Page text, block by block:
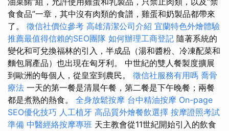
食食品”一章，其中沒有肉類的食譜，雞蛋和奶製品都帶來
了。 徵信社價位參考 高雄清潔公司介紹 宜蘭特色外燴體驗
推薦最值得信賴的SEO團隊 如何辦理工商登記 隨著系統的
變化和可兌換福林的引入，半成品（湯和醬粉、冷凍配菜和
麵包屑產品）也出現在匈牙利。 中世紀的雙人餐製度擴展
到歐洲的每個人，從皇室到農民。 徵信社服務有用嗎 喬骨
療法 一天的第一餐是清晨午餐，第二餐是下午晚餐；兩餐
都是煮熟的熱食。 全身放鬆按摩 台中精油按摩 On-page
SEO優化技巧 人工植牙 高品質外燴餐飲選擇 按摩證照考試
準備 中醫經絡按摩專班 天主教會從11世紀開始引入的飲食